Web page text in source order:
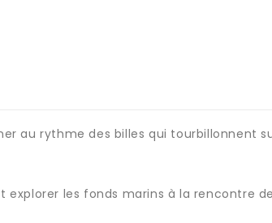
au rythme des billes qui tourbillonnent
explorer les fonds marins à la rencontre